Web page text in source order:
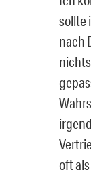
sollte
nach
oft